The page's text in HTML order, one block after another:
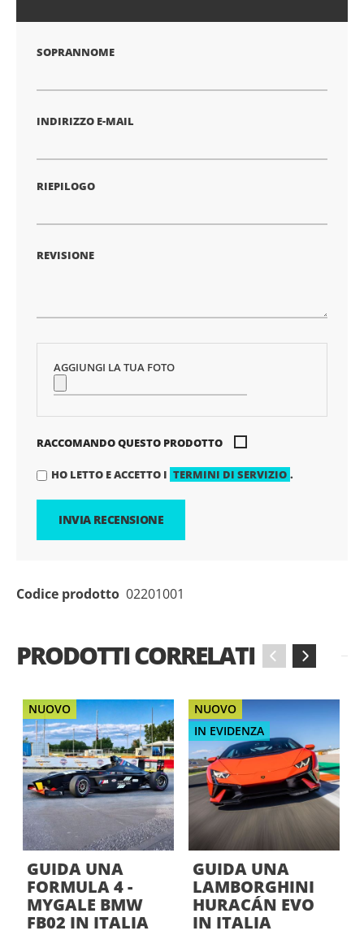
stella
stelle
stelle
stelle
stelle
SOPRANNOME
INDIRIZZO E-MAIL
RIEPILOGO
REVISIONE
AGGIUNGI LA TUA FOTO
RACCOMANDO QUESTO PRODOTTO
HO LETTO E ACCETTO I TERMINI DI SERVIZIO .
INVIA RECENSIONE
Codice prodotto 02201001
PRODOTTI CORRELATI ‹ ›
NUOVO
GUIDA UNA
FORMULA 4 -
MYGALE BMW
FB02 IN ITALIA
NUOVO
IN EVIDENZA
GUIDA UNA
LAMBORGHINI
HURACÁN EVO
IN ITALIA